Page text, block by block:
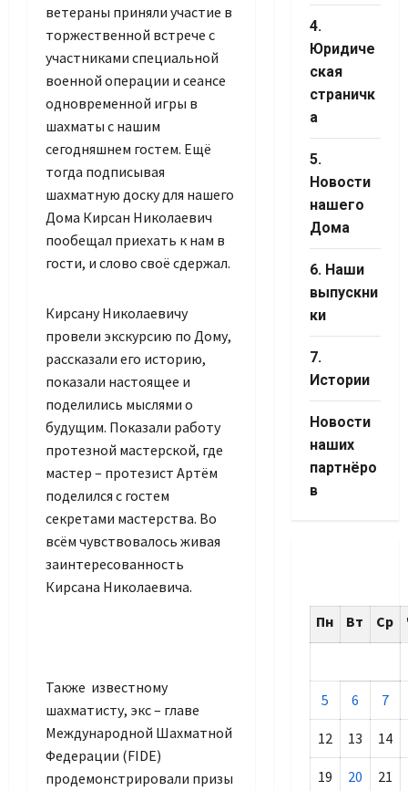
ветераны приняли участие в
торжественной встрече с
участниками специальной
военной операции и сеансе
одновременной игры в
шахматы с нашим
сегодняшнем гостем. Ещё
тогда подписывая
шахматную доску для нашего
Дома Кирсан Николаевич
пообещал приехать к нам в
гости, и слово своё сдержал.
Кирсану Николаевичу
провели экскурсию по Дому,
рассказали его историю,
показали настоящее и
поделились мыслями о
будущим. Показали работу
протезной мастерской, где
мастер – протезист Артём
поделился с гостем
секретами мастерства. Во
всём чувствовалось живая
заинтересованность
Кирсана Николаевича.
Также известному
шахматисту, экс – главе
Международной Шахматной
Федерации (FIDE)
продемонстрировали призы
4.
Юридиче
ская
страничк
а
5.
Новости
нашего
Дома
6. Наши
выпускни
ки
7.
Истории
Новости
наших
партнёро
в
Пн Вт Ср
5 6 7
12 13 14
19 20 21